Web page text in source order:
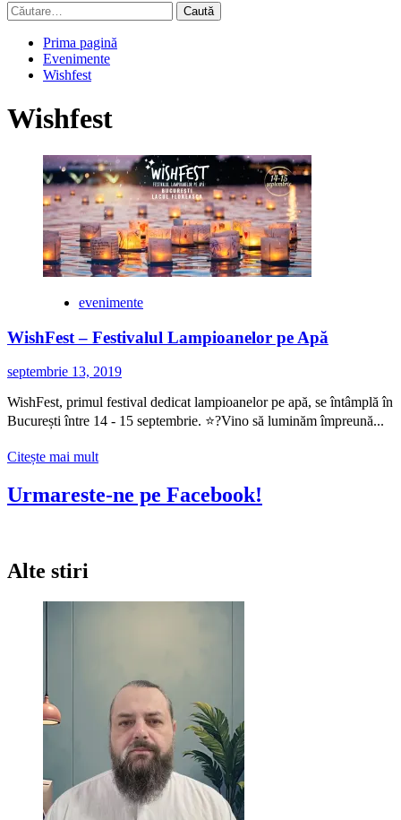
Caută
după:
Prima pagină
Evenimente
Wishfest
Wishfest
evenimente
WishFest – Festivalul Lampioanelor pe Apă
septembrie 13, 2019
WishFest, primul festival dedicat lampioanelor pe apă, se întâmplă în
București între 14 - 15 septembrie. ⭐?Vino să luminăm împreună...
Citește mai multCitește
despre
Apă
Urmareste-ne pe Facebook!
Alte stiri